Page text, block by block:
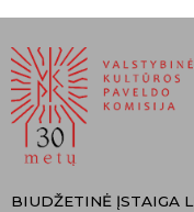
BIUDŽETINĖ ĮSTAIGA